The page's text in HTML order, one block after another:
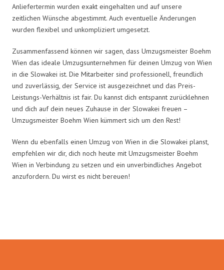
Anliefertermin wurden exakt eingehalten und auf unsere
zeitlichen Wünsche abgestimmt. Auch eventuelle Änderungen
wurden flexibel und unkompliziert umgesetzt.
Zusammenfassend können wir sagen, dass Umzugsmeister Boehm
Wien das ideale Umzugsunternehmen für deinen Umzug von Wien
in die Slowakei ist. Die Mitarbeiter sind professionell, freundlich
und zuverlässig, der Service ist ausgezeichnet und das Preis-
Leistungs-Verhältnis ist fair. Du kannst dich entspannt zurücklehnen
und dich auf dein neues Zuhause in der Slowakei freuen –
Umzugsmeister Boehm Wien kümmert sich um den Rest!
Wenn du ebenfalls einen Umzug von Wien in die Slowakei planst,
empfehlen wir dir, dich noch heute mit Umzugsmeister Boehm
Wien in Verbindung zu setzen und ein unverbindliches Angebot
anzufordern. Du wirst es nicht bereuen!